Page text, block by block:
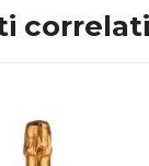
correlati